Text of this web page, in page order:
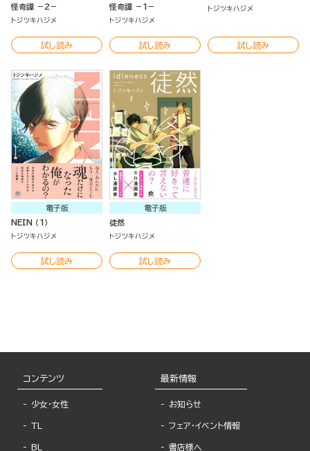
怪奇譚 －2－
トジツキハジメ
試し読み
怪奇譚 －1－
トジツキハジメ
試し読み
トジツキハジメ
試し読み
電子版
NEIN （1）
トジツキハジメ
試し読み
電子版
徒然
トジツキハジメ
試し読み
コンテンツ
少女・女性
TL
BL
最新情報
お知らせ
フェア・イベント情報
書店様へ